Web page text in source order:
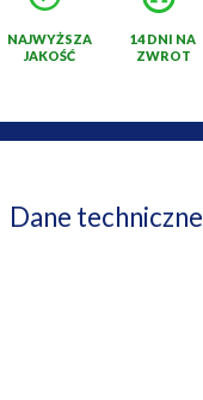
NAJWYŻSZA
JAKOŚĆ
14 DNI NA
ZWROT
Dane techniczne